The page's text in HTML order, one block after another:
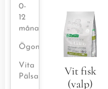
0-
12
månader
Ögontvätt
Vita
Pälsar
Vit fisk
(valp)